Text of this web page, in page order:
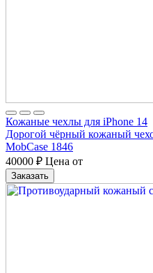
Кожаные чехлы для iPhone 14
Дорогой чёрный кожаный
MobCase 1846
40000 ₽ Цена от
Заказать